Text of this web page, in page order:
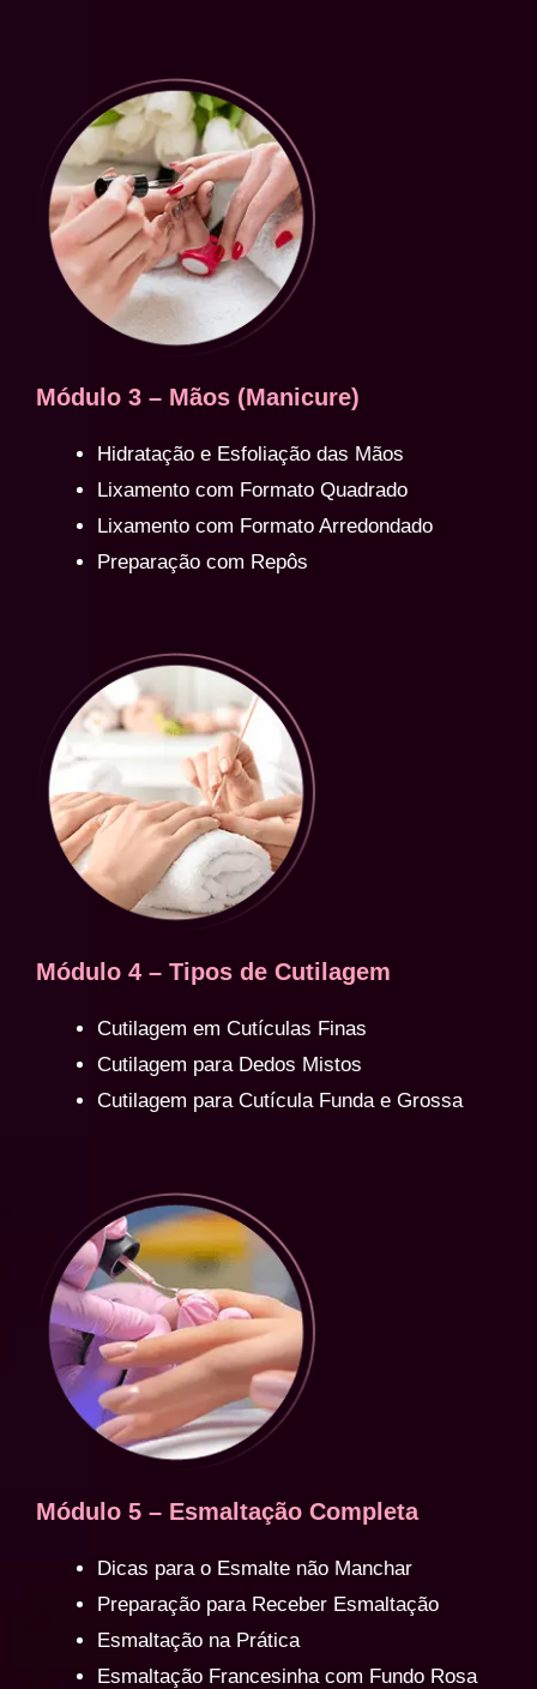
Módulo 3 – Mãos (Manicure)
Hidratação e Esfoliação das Mãos
Lixamento com Formato Quadrado
Lixamento com Formato Arredondado
Preparação com Repôs
Módulo 4 – Tipos de Cutilagem
Cutilagem em Cutículas Finas
Cutilagem para Dedos Mistos
Cutilagem para Cutícula Funda e Grossa
Módulo 5 – Esmaltação Completa
Dicas para o Esmalte não Manchar
Preparação para Receber Esmaltação
Esmaltação na Prática
Esmaltação Francesinha com Fundo Rosa